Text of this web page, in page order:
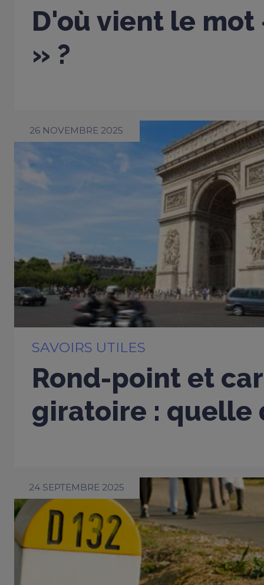
D'où vient le
» ?
26 NOVEMBRE 2025
SAVOIRS UTILES
Rond-point et
giratoire : quelle
24 SEPTEMBRE 2025